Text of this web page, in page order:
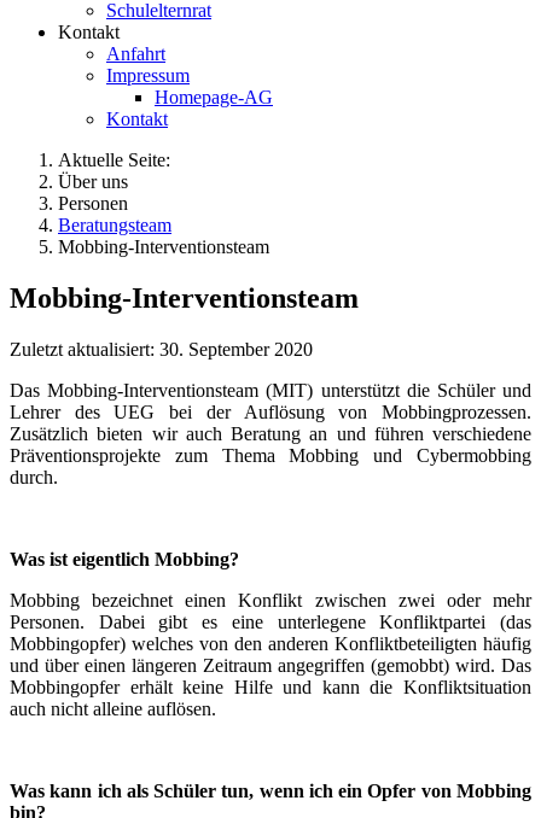
Schulelternrat
Kontakt
Anfahrt
Impressum
Homepage-AG
Kontakt
Aktuelle Seite:
Über uns
Personen
Beratungsteam
Mobbing-Interventionsteam
Mobbing-Interventionsteam
Zuletzt aktualisiert: 30. September 2020
Das Mobbing-Interventionsteam (MIT) unterstützt die Schüler und
Lehrer des UEG bei der Auflösung von Mobbingprozessen.
Zusätzlich bieten wir auch Beratung an und führen verschiedene
Präventionsprojekte zum Thema Mobbing und Cybermobbing
durch.
Was ist eigentlich Mobbing?
Mobbing bezeichnet einen Konflikt zwischen zwei oder mehr
Personen. Dabei gibt es eine unterlegene Konfliktpartei (das
Mobbingopfer) welches von den anderen Konfliktbeteiligten häufig
und über einen längeren Zeitraum angegriffen (gemobbt) wird. Das
Mobbingopfer erhält keine Hilfe und kann die Konfliktsituation
auch nicht alleine auflösen.
Was kann ich als Schüler tun, wenn ich ein Opfer von Mobbing
bin?